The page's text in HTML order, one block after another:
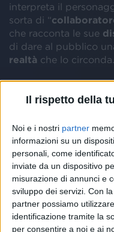
Il rispetto della
Noi e i nostri partner
informazioni su un
personali, come
inviate da un dispositivo
misurazione di annunci e
sviluppo dei servizi. Con
partner possiamo
identificazione tramite la
per consentire a noi e ai
interpreta il
sorta di “
che racconta le sue
di dare al pubblico
realtà che lo circonda.